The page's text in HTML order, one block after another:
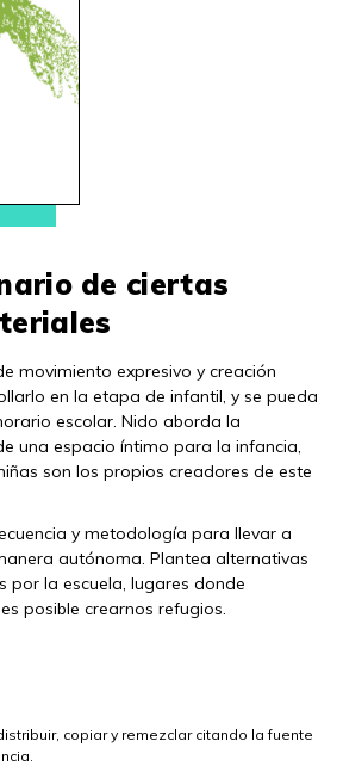
de ciertas
movimiento expresivo y creación
en la etapa de infantil, y se pueda
escolar. Nido aborda la
una espacio íntimo para la infancia,
son los propios creadores de este
y metodología para llevar a
autónoma. Plantea alternativas
por la escuela, lugares donde
posible crearnos refugios.
copiar y remezclar citando la fuente